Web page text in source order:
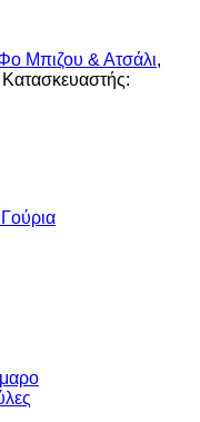
Μπιζου & Ατσάλι,
Κατασκευαστής: